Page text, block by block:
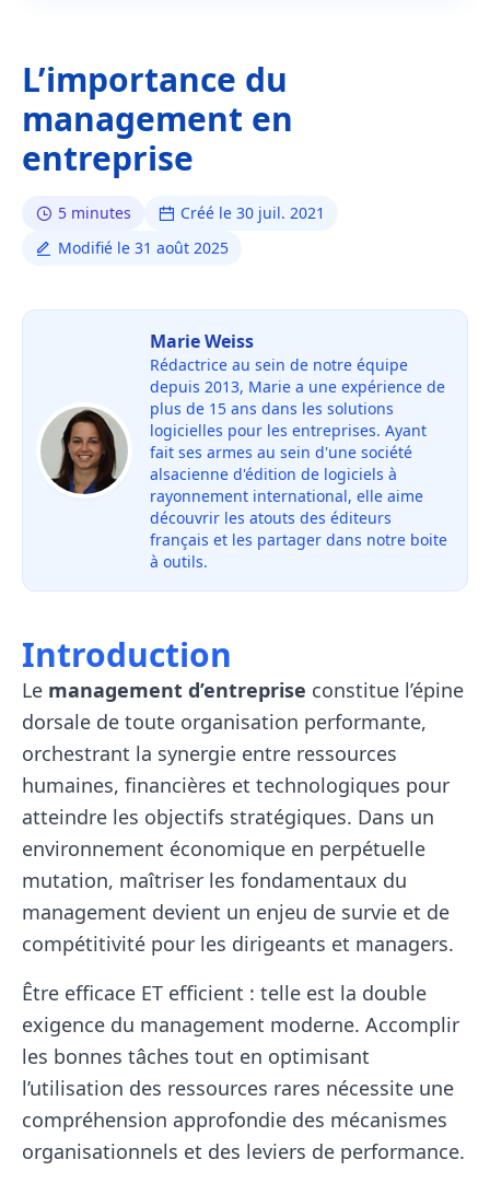
L’importance du
management en
entreprise
5 minutes
Créé le 30 juil. 2021
Modifié le 31 août 2025
Marie Weiss
Rédactrice au sein de notre équipe
depuis 2013, Marie a une expérience de
plus de 15 ans dans les solutions
logicielles pour les entreprises. Ayant
fait ses armes au sein d'une société
alsacienne d'édition de logiciels à
rayonnement international, elle aime
découvrir les atouts des éditeurs
français et les partager dans notre boite
à outils.
Introduction
Le management d’entreprise constitue l’épine
dorsale de toute organisation performante,
orchestrant la synergie entre ressources
humaines, financières et technologiques pour
atteindre les objectifs stratégiques. Dans un
environnement économique en perpétuelle
mutation, maîtriser les fondamentaux du
management devient un enjeu de survie et de
compétitivité pour les dirigeants et managers.
Être efficace ET efficient : telle est la double
exigence du management moderne. Accomplir
les bonnes tâches tout en optimisant
l’utilisation des ressources rares nécessite une
compréhension approfondie des mécanismes
organisationnels et des leviers de performance.